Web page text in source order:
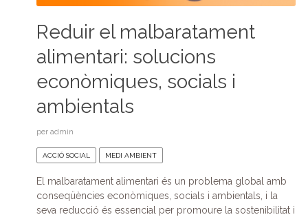
Reduir el malbaratament
alimentari: solucions
econòmiques, socials i
ambientals
per admin
ACCIÓ SOCIAL MEDI AMBIENT
El malbaratament alimentari és un problema global amb
conseqüències econòmiques, socials i ambientals, i la
seva reducció és essencial per promoure la sostenibilitat i